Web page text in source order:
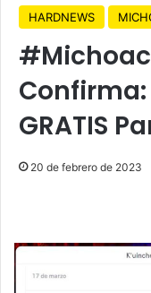
HARDNEWS
GRATIS
20 de febrero de 2023